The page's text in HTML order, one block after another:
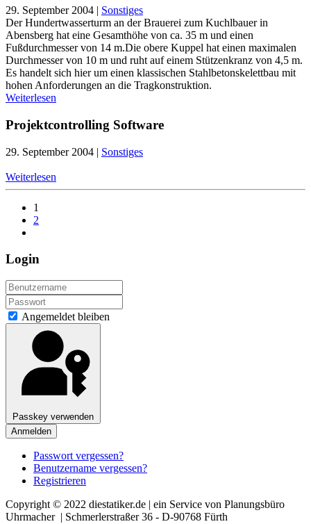
29. September 2004 | Sonstiges
Der Hundertwasserturm an der Brauerei zum Kuchlbauer in
Abensberg hat eine Gesamthöhe von ca. 35 m und einen
Fußdurchmesser von 14 m.Die obere Kuppel hat einen maximalen
Durchmesser von 10 m und ruht auf einem Stützenkranz von 4,5 m.
Es handelt sich hier um einen klassischen Stahlbetonskelettbau mit
hohen Anforderungen an die Tragkonstruktion.
Weiterlesen
Projektcontrolling Software
29. September 2004 | Sonstiges
Weiterlesen
1
2
Login
Angemeldet bleiben
Passkey verwenden
Anmelden
Passwort vergessen?
Benutzername vergessen?
Registrieren
Copyright © 2022 diestatiker.de | ein Service von Planungsbüro
Uhrmacher | Schmerlerstraßer 36 - D-90768 Fürth